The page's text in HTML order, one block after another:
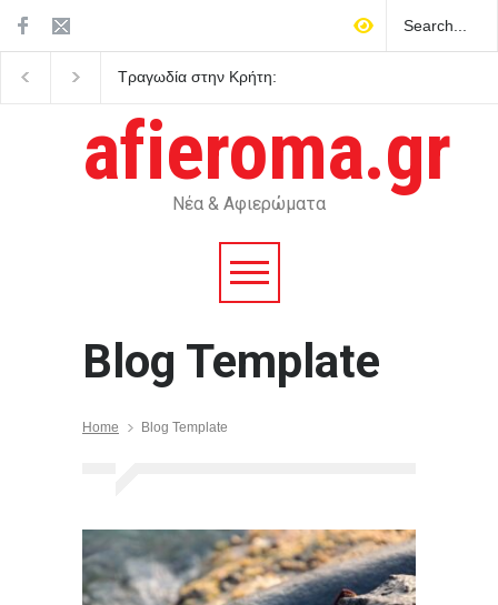
Τραγωδία στην Κρήτη:
να σώσει τη φίλη της
μπροστά σε ανήλικα παιδιά
afieroma.gr
Νέα & Αφιερώματα
Blog Template
Home Blog Template